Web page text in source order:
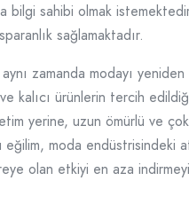
bilgi sahibi olmak
sağlamaktadır.
zamanda modayı yeniden
kalıcı ürünlerin tercih
yerine, uzun ömürlü ve
moda endüstrisindeki
olan etkiyi en aza indirmeyi